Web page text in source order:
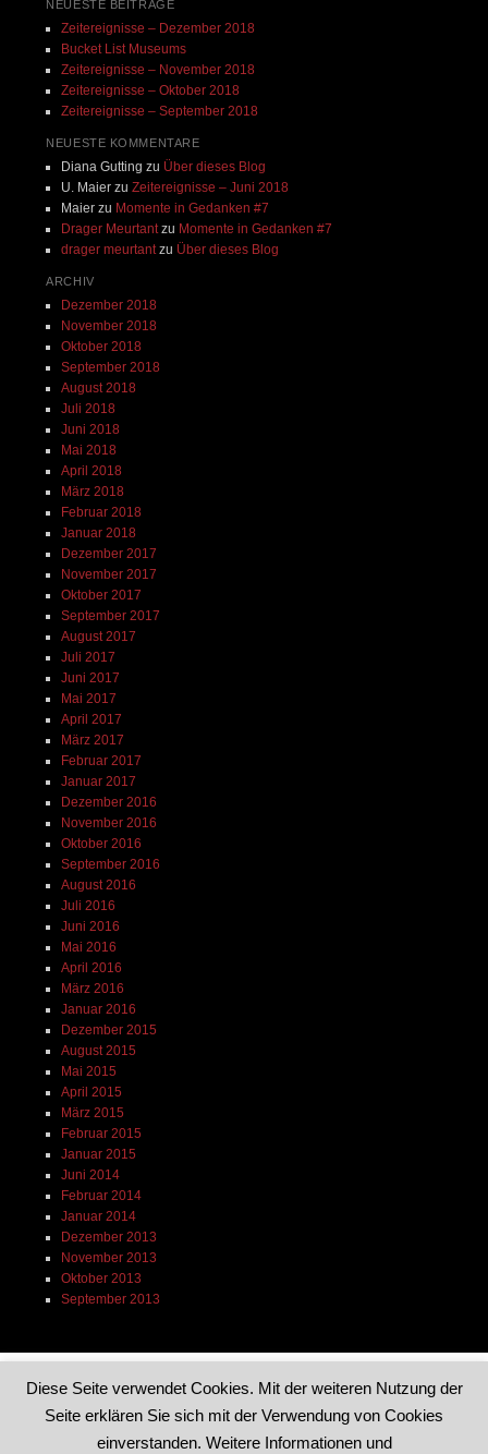
NEUESTE BEITRÄGE
Zeitereignisse – Dezember 2018
Bucket List Museums
Zeitereignisse – November 2018
Zeitereignisse – Oktober 2018
Zeitereignisse – September 2018
NEUESTE KOMMENTARE
Diana Gutting zu Über dieses Blog
U. Maierzu Zeitereignisse – Juni 2018
Maierzu Momente in Gedanken #7
Drager Meurtantzu Momente in Gedanken #7
drager meurtantzu Über dieses Blog
ARCHIV
Dezember 2018
November 2018
Oktober 2018
September 2018
August 2018
Juli 2018
Juni 2018
Mai 2018
April 2018
März 2018
Februar 2018
Januar 2018
Dezember 2017
November 2017
Oktober 2017
September 2017
August 2017
Juli 2017
Juni 2017
Mai 2017
April 2017
März 2017
Februar 2017
Januar 2017
Dezember 2016
November 2016
Oktober 2016
September 2016
August 2016
Juli 2016
Juni 2016
Mai 2016
April 2016
März 2016
Januar 2016
Dezember 2015
August 2015
Mai 2015
April 2015
März 2015
Februar 2015
Januar 2015
Juni 2014
Februar 2014
Januar 2014
Dezember 2013
November 2013
Oktober 2013
September 2013
Diese Seite verwendet Cookies. Mit der weiteren Nutzung der
Seite erklären Sie sich mit der Verwendung von Cookies
einverstanden. Weitere Informationen und